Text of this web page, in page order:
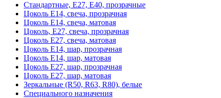
Стандартные, Е27, Е40, прозрачные
Цоколь Е14, свеча, прозрачная
Цоколь Е14, свеча, матовая
Цоколь, Е27, свеча, прозрачная
Цоколь Е27, свеча, матовая
Цоколь Е14, шар, прозрачная
Цоколь Е14, шар, матовая
Цоколь Е27, шар, прозрачная
Цоколь Е27, шар, матовая
Зеркальные (R50, R63, R80), белые
Специального назначения